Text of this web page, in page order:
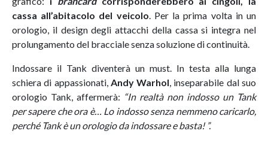
cassa all’abitacolo del veicolo. Per la prima volta in un
orologio, il design degli attacchi della cassa si integra nel
prolungamento del bracciale senza soluzione di continuità.
Indossare il Tank diventerà un must. In testa alla lunga
schiera di appassionati, Andy Warhol, inseparabile dal suo
orologio Tank, affermerà: “In realtà non indosso un Tank
per sapere che ora è… Lo indosso senza nemmeno caricarlo,
perché Tank è un orologio da indossare e basta! ”.